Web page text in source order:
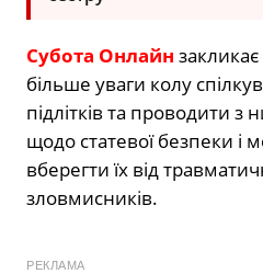
Субота Онлайн
більше уваги колу
підлітків та проводити з
щодо статевої безпеки і
вберегти їх від
зловмисників.
РЕКЛАМА